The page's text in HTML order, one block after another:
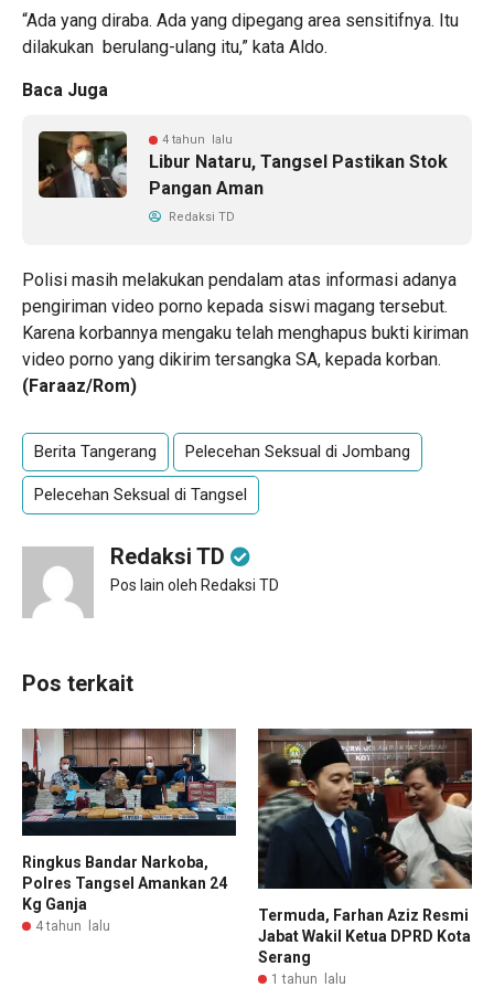
“Ada yang diraba. Ada yang dipegang area sensitifnya. Itu
dilakukan berulang-ulang itu,” kata Aldo.
Baca Juga
4 tahun lalu
Libur Nataru, Tangsel Pastikan Stok
Pangan Aman
Redaksi TD
Polisi masih melakukan pendalam atas informasi adanya
pengiriman video porno kepada siswi magang tersebut.
Karena korbannya mengaku telah menghapus bukti kiriman
video porno yang dikirim tersangka SA, kepada korban.
(Faraaz/Rom)
Berita Tangerang Pelecehan Seksual di Jombang
Pelecehan Seksual di Tangsel
Redaksi TD
Pos lain oleh Redaksi TD
Pos terkait
Ringkus Bandar Narkoba,
Polres Tangsel Amankan 24
Kg Ganja
4 tahun lalu
Termuda, Farhan Aziz Resmi
Jabat Wakil Ketua DPRD Kota
Serang
1 tahun lalu